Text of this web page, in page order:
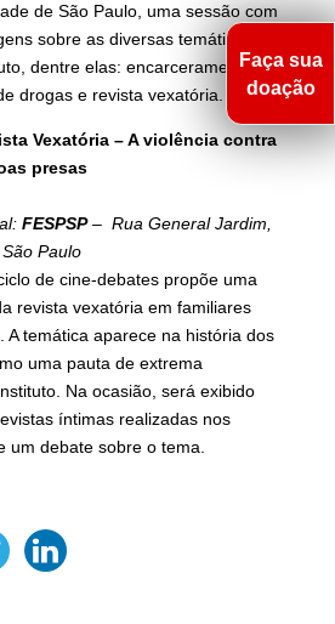
de São Paulo, uma sessão com
sobre as diversas temáticas
dentre elas: encarceramento
drogas e revista vexatória.
Vexatória – A violência contra
presas
FESPSP– Rua General Jardim,
Paulo
de cine-debates propõe uma
revista vexatória em familiares
A temática aparece na história dos
uma pauta de extrema
Na ocasião, será exibido
íntimas realizadas nos
um debate sobre o tema.
Faça sua
doação